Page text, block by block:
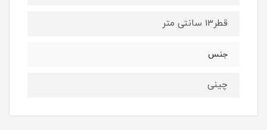
قطر13 سانتی متر
جنس
چینی